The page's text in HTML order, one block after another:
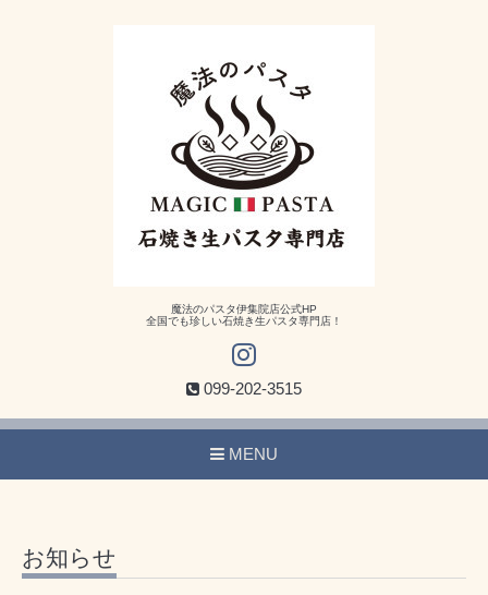
魔法のパスタ伊集院店公式HP
全国でも珍しい石焼き生パスタ専門店！
099-202-3515
MENU
お知らせ